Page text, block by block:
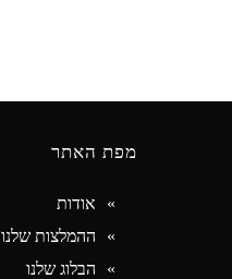
מפת האתר
אודות
ההמלצות שלנו
הבלוג שלנו